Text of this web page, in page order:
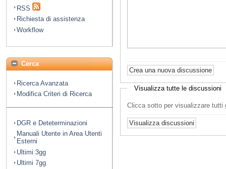
RSS
Richiesta di assistenza
Workflow
Cerca
Ricerca Avanzata
Modifica Criteri di Ricerca
DGR e Deteterminazioni
Manuali Utente in Area Utenti
Esterni
Ultimi 3gg
Ultimi 7gg
Visualizza tutte le discussioni
Clicca sotto per visualizzare tutti